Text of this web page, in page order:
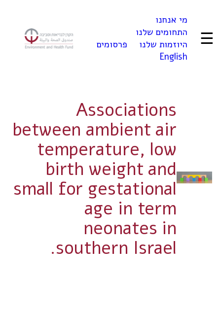
☰
מי אנחנו
התחומים שלנו
היוזמות שלנו
פרסומים
English
Associations
between ambient air
temperature, low
birth weight and
small for gestational
age in term
neonates in
southern Israel.